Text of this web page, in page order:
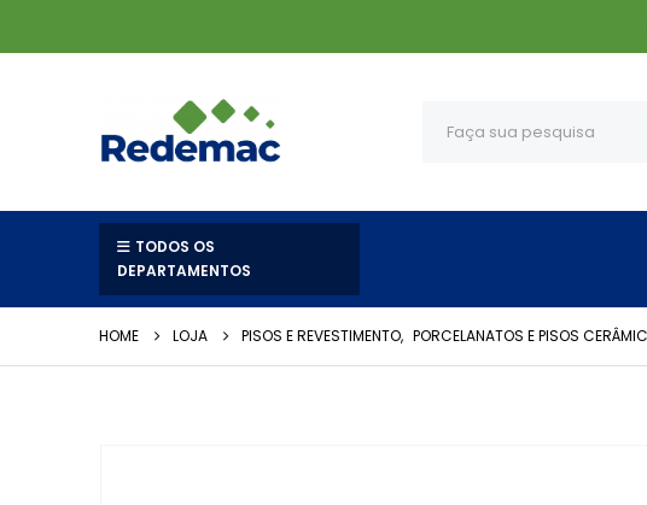
TODOS OS
DEPARTAMENTOS
HOME LOJA PISOS E REVESTIMENTO, PORCELANATOS E PISOS